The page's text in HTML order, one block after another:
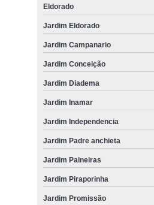
Eldorado
Jardim Eldorado
Jardim Campanario
Jardim Conceição
Jardim Diadema
Jardim Inamar
Jardim Independencia
Jardim Padre anchieta
Jardim Paineiras
Jardim Piraporinha
Jardim Promissão